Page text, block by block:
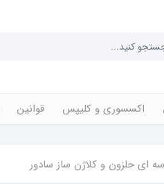
اکسسوری و کلیپس قوانین
ای حلزون و کلاژن ساز سادور